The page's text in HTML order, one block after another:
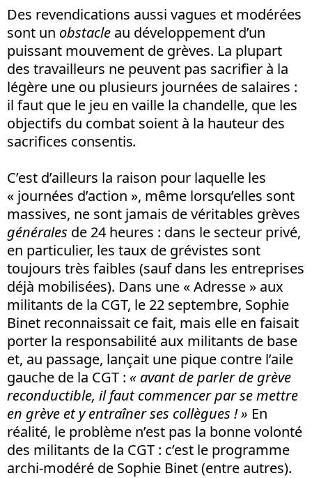
Des revendications aussi vagues et modérées
sont un obstacle au développement d’un
puissant mouvement de grèves. La plupart
des travailleurs ne peuvent pas sacrifier à la
légère une ou plusieurs journées de salaires :
il faut que le jeu en vaille la chandelle, que les
objectifs du combat soient à la hauteur des
sacrifices consentis.
C’est d’ailleurs la raison pour laquelle les
« journées d’action », même lorsqu’elles sont
massives, ne sont jamais de véritables grèves
générales de 24 heures : dans le secteur privé,
en particulier, les taux de grévistes sont
toujours très faibles (sauf dans les entreprises
déjà mobilisées). Dans une « Adresse » aux
militants de la CGT, le 22 septembre, Sophie
Binet reconnaissait ce fait, mais elle en faisait
porter la responsabilité aux militants de base
et, au passage, lançait une pique contre l’aile
gauche de la CGT : « avant de parler de grève
reconductible, il faut commencer par se mettre
en grève et y entraîner ses collègues ! » En
réalité, le problème n’est pas la bonne volonté
des militants de la CGT : c’est le programme
archi-modéré de Sophie Binet (entre autres).